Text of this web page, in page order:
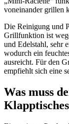
voneinander grillen
Die Reinigung und
Grillfunktion ist
und Edelstahl, sehr
wodurch ein
ausreicht. Für den
empfiehlt sich eine
Was muss